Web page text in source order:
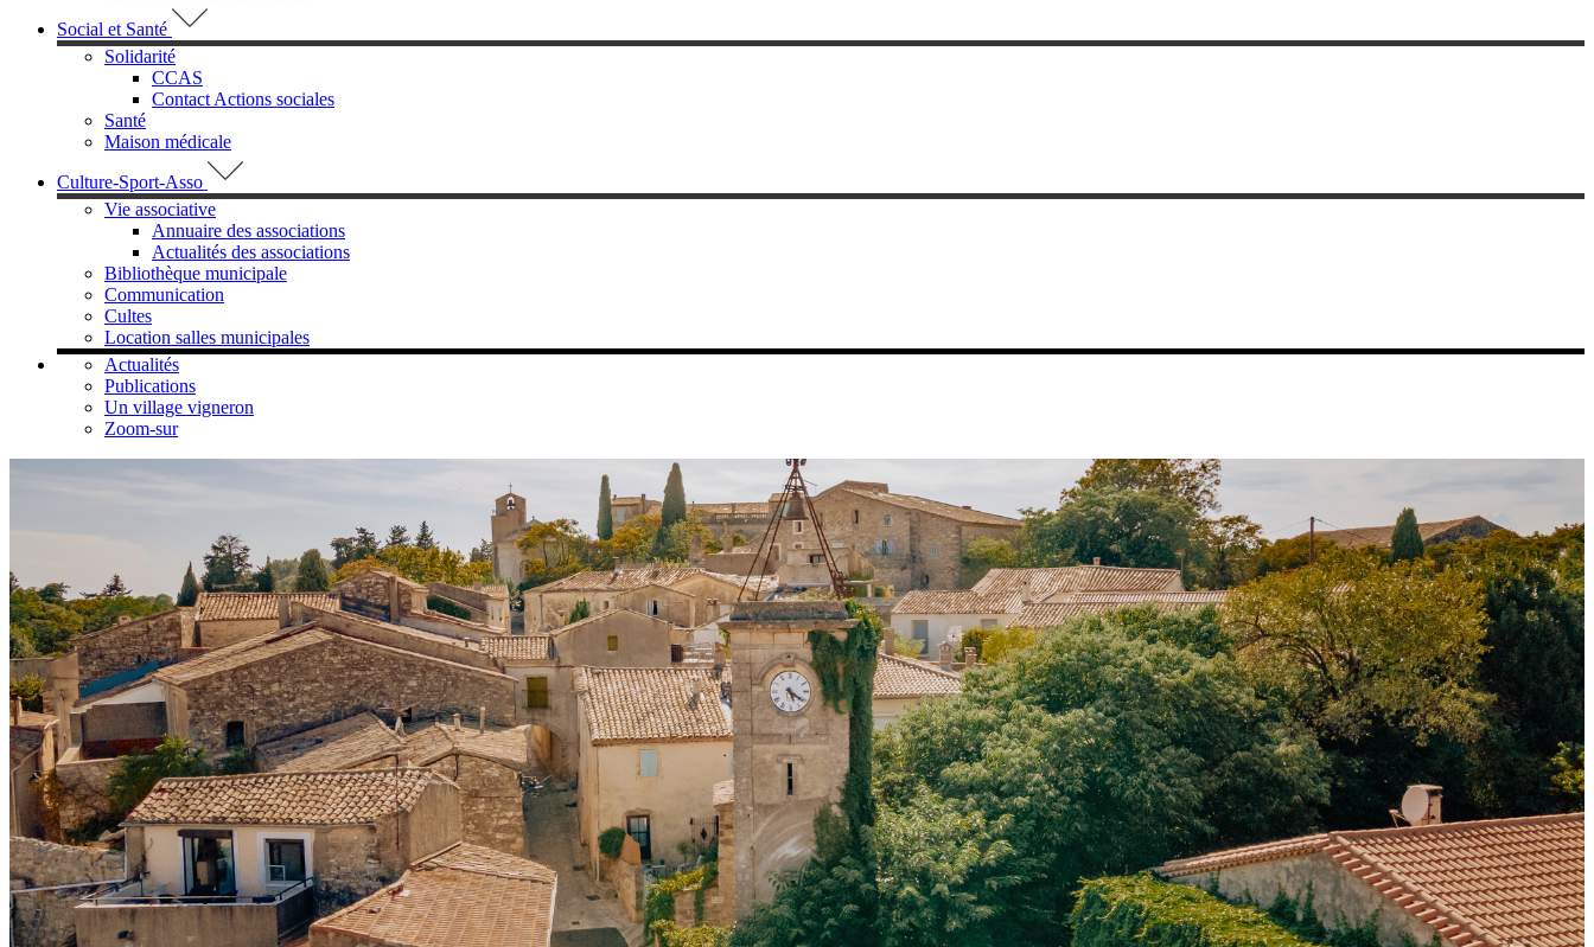
Social et Santé
Solidarité
CCAS
Contact Actions sociales
Santé
Maison médicale
Culture-Sport-Asso
Vie associative
Annuaire des associations
Actualités des associations
Bibliothèque municipale
Communication
Cultes
Location salles municipales
Actualités
Publications
Un village vigneron
Zoom-sur